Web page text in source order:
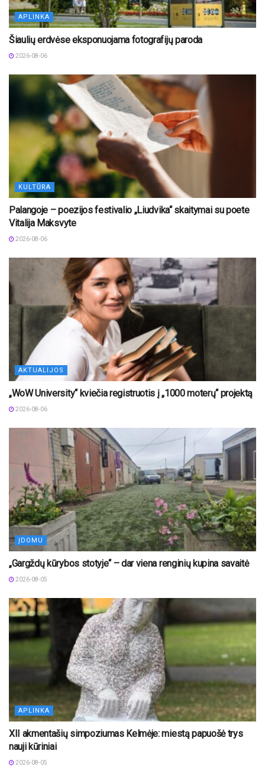
APLINKA
Šiaulių erdvėse eksponuojama fotografijų paroda
2026-08-06
KULTŪRA
Palangoje – poezijos festivalio „Liudvika“ skaitymai su poete
Vitalija Maksvyte
2026-08-06
AKTUALIJOS
„WoW University“ kviečia registruotis į „1000 moterų“ projektą
2026-08-06
ĮDOMU
„Gargždų kūrybos stotyje“ – dar viena renginių kupina savaitė
2026-08-05
APLINKA
XII akmentašių simpoziumas Kelmėje: miestą papuošė trys
nauji kūriniai
2026-08-05